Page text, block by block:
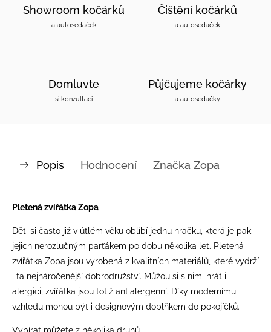
Showroom kočárků
a autosedaček
Čištění kočárků
a autosedaček
Domluvte
si konzultaci
Půjčujeme kočárky
a autosedačky
Popis Hodnocení Značka Zopa
Pletená zvířátka Zopa
Děti si často již v útlém věku oblíbí jednu hračku, která je pak
jejich nerozlučným parťákem po dobu několika let. Pletená
zvířátka Zopa jsou vyrobená z kvalitních materiálů, které vydrží
i ta nejnáročenější dobrodružství. Můžou si s nimi hrát i
alergici, zvířátka jsou totiž antialergenní. Díky modernímu
vzhledu mohou být i designovým doplňkem do pokojíčků.
Vybírat můžete z několika druhů.